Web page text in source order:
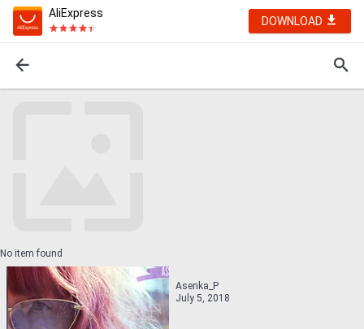
AliExpress
DOWNLOAD
No item found
Asenka_P
July 5, 2018